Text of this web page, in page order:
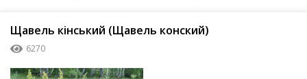
Щавель кінський (Щавель конский)
6270